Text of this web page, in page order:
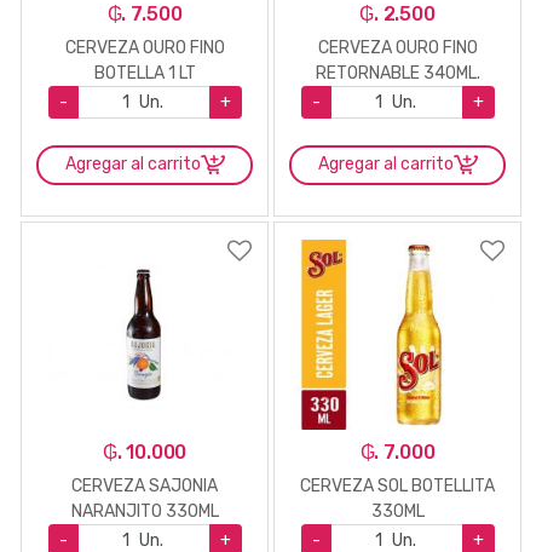
₲. 7.500
CERVEZA OURO FINO
BOTELLA 1 LT
-
Un. +
Agregar al carrito
₲. 2.500
CERVEZA OURO FINO
RETORNABLE 340ML.
-
Un. +
Agregar al carrito
₲. 10.000
CERVEZA SAJONIA
NARANJITO 330ML
-
Un. +
₲. 7.000
CERVEZA SOL BOTELLITA
330ML
-
Un. +